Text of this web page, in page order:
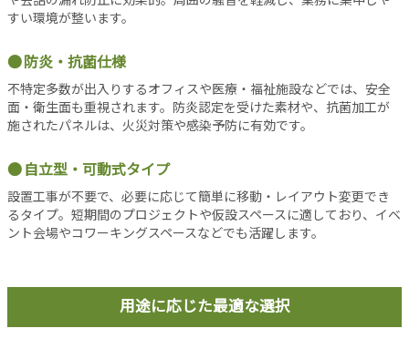
当
イ
ト
に
つ
て
営
会
社
用
約
すい環境が整います。
防炎・抗菌仕様
不特定多数が出入りするオフィスや医療・福祉施設などでは、安全
面・衛生面も重視されます。防炎認定を受けた素材や、抗菌加工が
施されたパネルは、火災対策や感染予防に有効です。
自立型・可動式タイプ
設置工事が不要で、必要に応じて簡単に移動・レイアウト変更でき
るタイプ。短期間のプロジェクトや仮設スペースに適しており、イベ
ント会場やコワーキングスペースなどでも活躍します。
用途に応じた最適な選択